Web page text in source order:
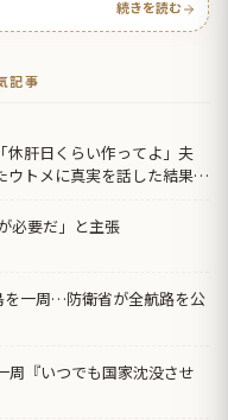
続きを読む
記事
休肝日くらい作ってよ」夫
ウトメに真実を話した結果…
必要だ」と主張
を一周…防衛省が全航路を公
周『いつでも国家沈没させ